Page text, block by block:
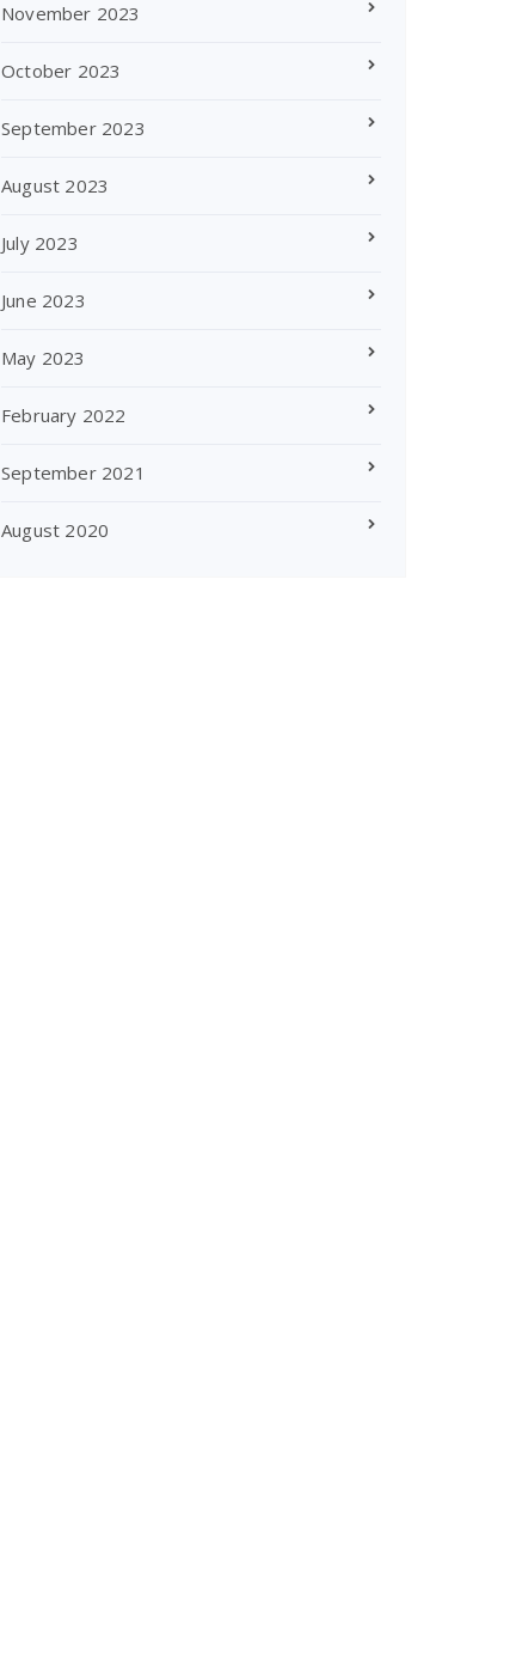
November 2023
October 2023
September 2023
August 2023
July 2023
June 2023
May 2023
February 2022
September 2021
August 2020